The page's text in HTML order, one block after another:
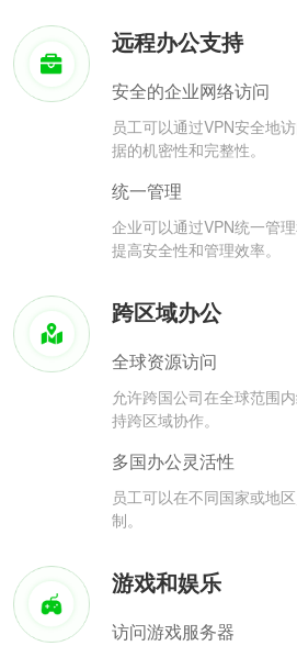
远程办公支持
安全的企业网络访问
员工可以通过VPN安全地
据的机密性和完整性。
统一管理
企业可以通过VPN统一管
提高安全性和管理效率。
跨区域办公
全球资源访问
允许跨国公司在全球范围
持跨区域协作。
多国办公灵活性
员工可以在不同国家或地
制。
游戏和娱乐
访问游戏服务器